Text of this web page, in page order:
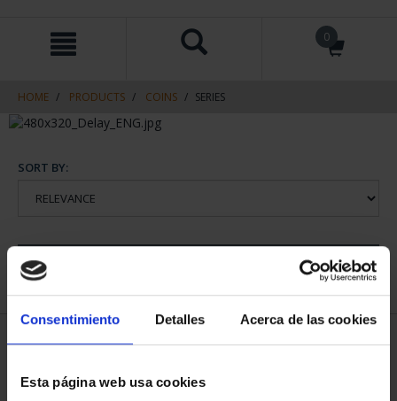
Consentimiento Detalles Acerca de las cookies
Esta página web usa cookies
navigation
0
HOME PRODUCTS COINS SERIES
SORT BY:
1 Products found